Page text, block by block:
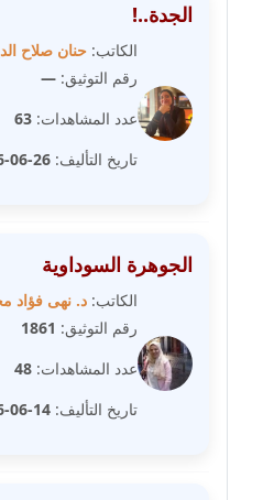
مدونة علا ابو
عاملة
مدونة علا الأزوك
مدونة علي الصادق
عاملة
مدونة علي الفشني
الجدة..!
الكاتب: حنان صلاح
رقم التوثيق: —
عدد المشاهدات: 63
تاريخ التأليف: 26-06-2026
الجوهرة السوداوية
الكاتب: د. نهى فؤاد
رقم التوثيق: 1861
عدد المشاهدات: 48
تاريخ التأليف: 14-06-2026